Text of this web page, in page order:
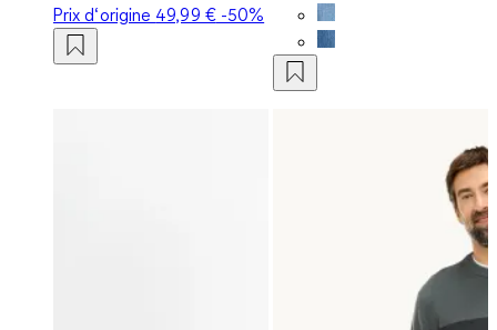
Prix d‘origine 49,99 €-50%